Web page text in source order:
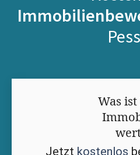
Was
Jetzt kostenlos